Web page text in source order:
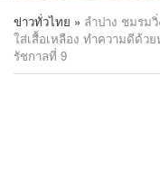
ข่าวทั่วไทย » ลำปาง ชมรม
ใส่เสื้อเหลือง ทำความดีด้ว
รัชกาลที่ 9